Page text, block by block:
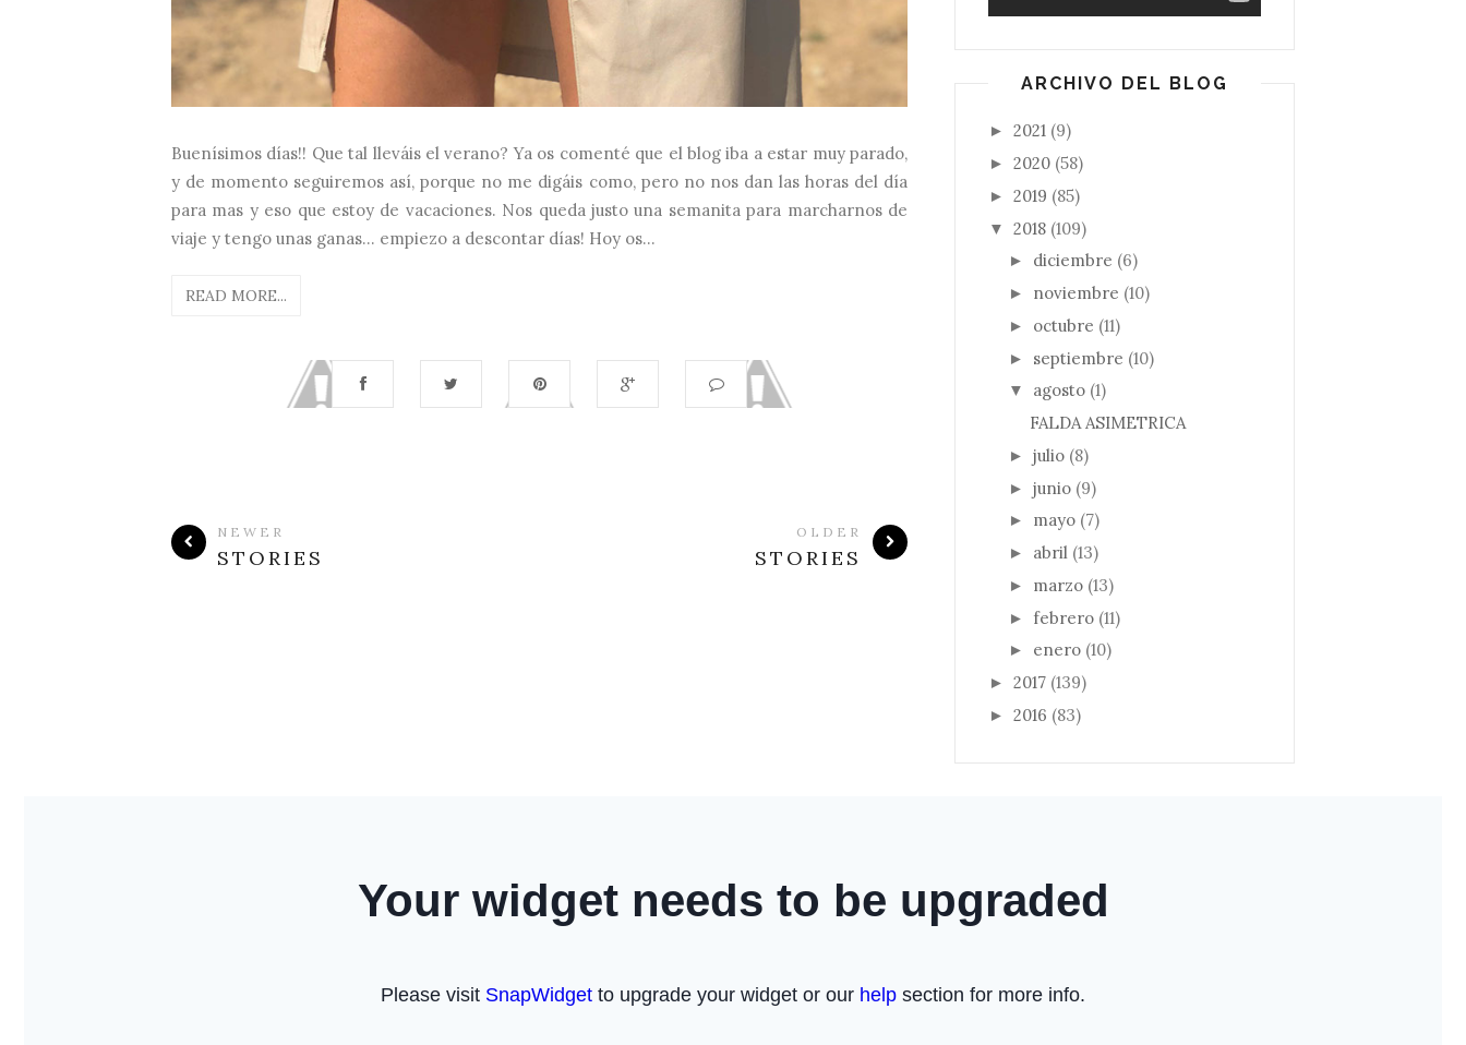
Buenísimos días!! Que tal lleváis el verano? Ya os comenté que el blog iba a estar muy parado,
y de momento seguiremos así, porque no me digáis como, pero no nos dan las horas del día
para mas y eso que estoy de vacaciones. Nos queda justo una semanita para marcharnos de
viaje y tengo unas ganas... empiezo a descontar días! Hoy os...
READ MORE...
NEWER
STORIES
OLDER
STORIES
ARCHIVO DEL BLOG
► 2021 (9)
► 2020 (58)
► 2019 (85)
▼ 2018 (109)
► diciembre (6)
► noviembre (10)
► octubre (11)
► septiembre (10)
▼ agosto (1)
FALDA ASIMETRICA
► julio (8)
► junio (9)
► mayo (7)
► abril (13)
► marzo (13)
► febrero (11)
► enero (10)
► 2017 (139)
► 2016 (83)